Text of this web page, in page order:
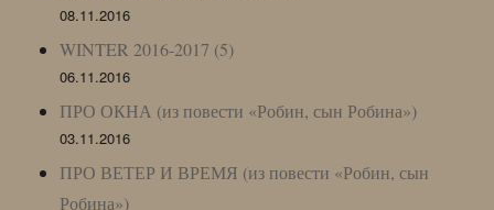
08.11.2016
WINTER 2016-2017 (5)
06.11.2016
ПРО ОКНА (из повести «Робин, сын Робина»)
03.11.2016
ПРО ВЕТЕР И ВРЕМЯ (из повести «Робин, сын
Робина»)